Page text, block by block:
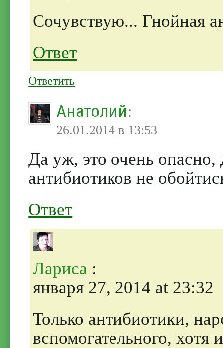
Сочувствую... Гнойная
Ответ
Ответить
Анатолий:
26.01.2014 в 13:53
Да уж, это очень опасно,
антибиотиков не
Ответ
Лариса :
января 27, 2014 at 23:32
Только антибиотики,
вспомогательного, хотя